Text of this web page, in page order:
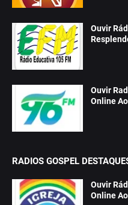
Ouvir
Ouvir
Online
RADIOS GOSPEL
Ouvir
Online